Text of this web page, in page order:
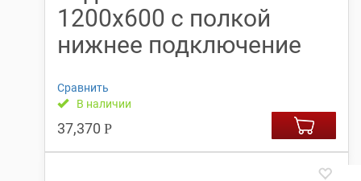
1200х600 с полкой
нижнее подключение
Сравнить
В наличии
37,370 Р